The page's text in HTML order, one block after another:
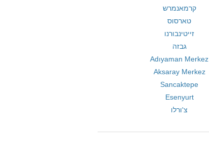
קרמאנמרש
טארסוס
זייטינבורנו
גבזה
Adıyaman Merkez
Aksaray Merkez
Sancaktepe
Esenyurt
צ'ורלו